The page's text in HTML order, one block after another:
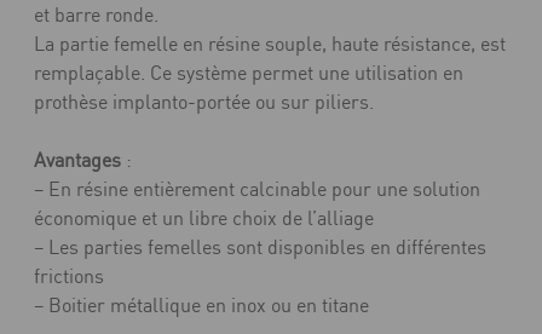
et barre ronde.
La partie femelle en résine souple, haute résistance, est
remplaçable. Ce système permet une utilisation en
prothèse implanto-portée ou sur piliers.
Avantages :
– En résine entièrement calcinable pour une solution
économique et un libre choix de l’alliage
– Les parties femelles sont disponibles en différentes
frictions
– Boitier métallique en inox ou en titane